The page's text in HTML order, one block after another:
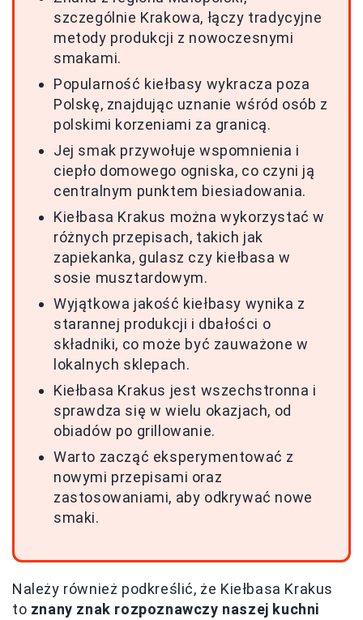
szczególnie Krakowa, łączy tradycyjne
metody produkcji z nowoczesnymi
smakami.
Popularność kiełbasy wykracza poza
Polskę, znajdując uznanie wśród osób z
polskimi korzeniami za granicą.
Jej smak przywołuje wspomnienia i
ciepło domowego ogniska, co czyni ją
centralnym punktem biesiadowania.
Kiełbasa Krakus można wykorzystać w
różnych przepisach, takich jak
zapiekanka, gulasz czy kiełbasa w
sosie musztardowym.
Wyjątkowa jakość kiełbasy wynika z
starannej produkcji i dbałości o
składniki, co może być zauważone w
lokalnych sklepach.
Kiełbasa Krakus jest wszechstronna i
sprawdza się w wielu okazjach, od
obiadów po grillowanie.
Warto zacząć eksperymentować z
nowymi przepisami oraz
zastosowaniami, aby odkrywać nowe
smaki.
Należy również podkreślić, że Kiełbasa Krakus
to znany znak rozpoznawczy naszej kuchni